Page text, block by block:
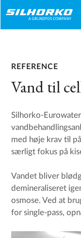
REFERENCE
Vand til
Silhorko-
med høje krav til
særligt fokus på
Vandet bliver
demineraliseret
osmose. Ved at
for single-pass,